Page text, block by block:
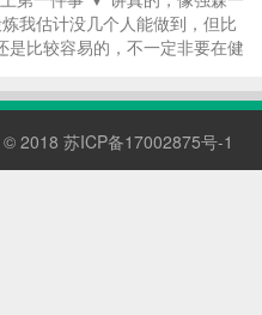
我估计没几个人能做到，但比
是比较容易的，不一定非要在健
，在我看来，早起用10-15分钟
© 2018 苏ICP备17002875号-1